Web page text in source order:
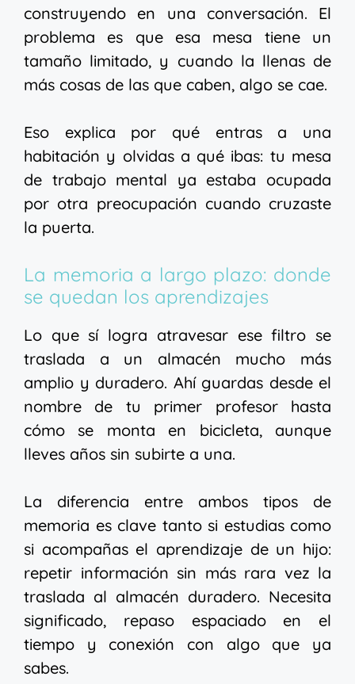
construyendo en una conversación. El
problema es que esa mesa tiene un
tamaño limitado, y cuando la llenas de
más cosas de las que caben, algo se cae.
Eso explica por qué entras a una
habitación y olvidas a qué ibas: tu mesa
de trabajo mental ya estaba ocupada
por otra preocupación cuando cruzaste
la puerta.
La memoria a largo plazo: donde
se quedan los aprendizajes
Lo que sí logra atravesar ese filtro se
traslada a un almacén mucho más
amplio y duradero. Ahí guardas desde el
nombre de tu primer profesor hasta
cómo se monta en bicicleta, aunque
lleves años sin subirte a una.
La diferencia entre ambos tipos de
memoria es clave tanto si estudias como
si acompañas el aprendizaje de un hijo:
repetir información sin más rara vez la
traslada al almacén duradero. Necesita
significado, repaso espaciado en el
tiempo y conexión con algo que ya
sabes.